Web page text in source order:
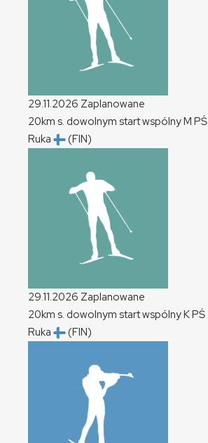
29.11.2026 Zaplanowane
20km s. dowolnym start wspólnyM PŚ
Ruka
(FIN)
29.11.2026 Zaplanowane
20km s. dowolnym start wspólnyKPŚ
Ruka
(FIN)